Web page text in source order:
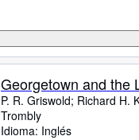
Georgetown and the
P. R. Griswold; Richard H.
Trombly
Idioma: Inglés